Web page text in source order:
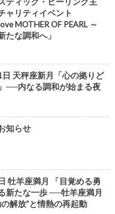
ャリティイベント
MOTHER OF PEARL ～
たな調和へ」
天秤座新月「心の拠りど
──内なる調和が始まる夜
知らせ
牡羊座満月 「目覚める勇
新たな一歩 ──牡羊座満月
解放”と情熱の再起動